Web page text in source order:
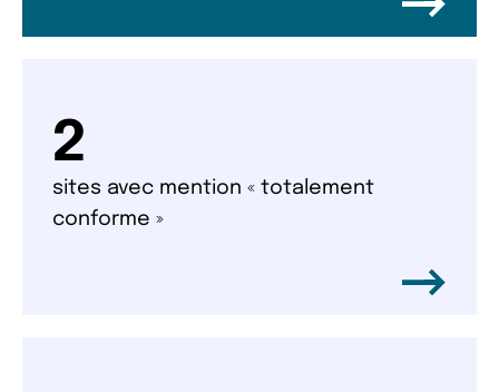
2
sites avec mention « totalement
conforme »